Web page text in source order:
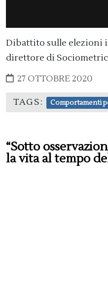
Dibattito sulle elezioni
direttore di
27 OTTOBRE 2020
TAGS: Comportamenti
“Sotto
la vita al tempo